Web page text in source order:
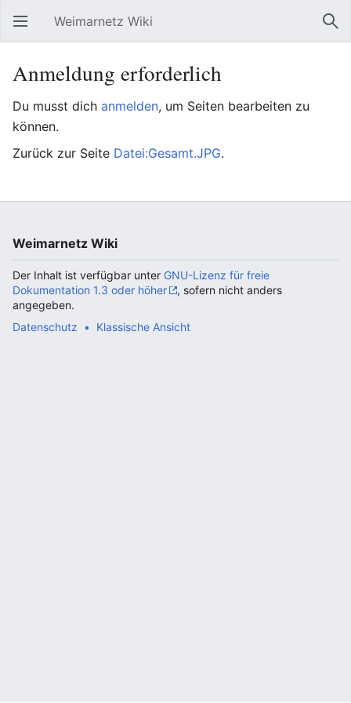
Hauptmenü öffnen Weimarnetz Wiki
Anmeldung erforderlich
Du musst dich anmelden, um Seiten bearbeiten zu
können.
Zurück zur Seite Datei:Gesamt.JPG.
Weimarnetz Wiki
Der Inhalt ist verfügbar unter GNU-Lizenz für freie
Dokumentation 1.3 oder höher
, sofern nicht anders
angegeben.
Datenschutz
Klassische Ansicht